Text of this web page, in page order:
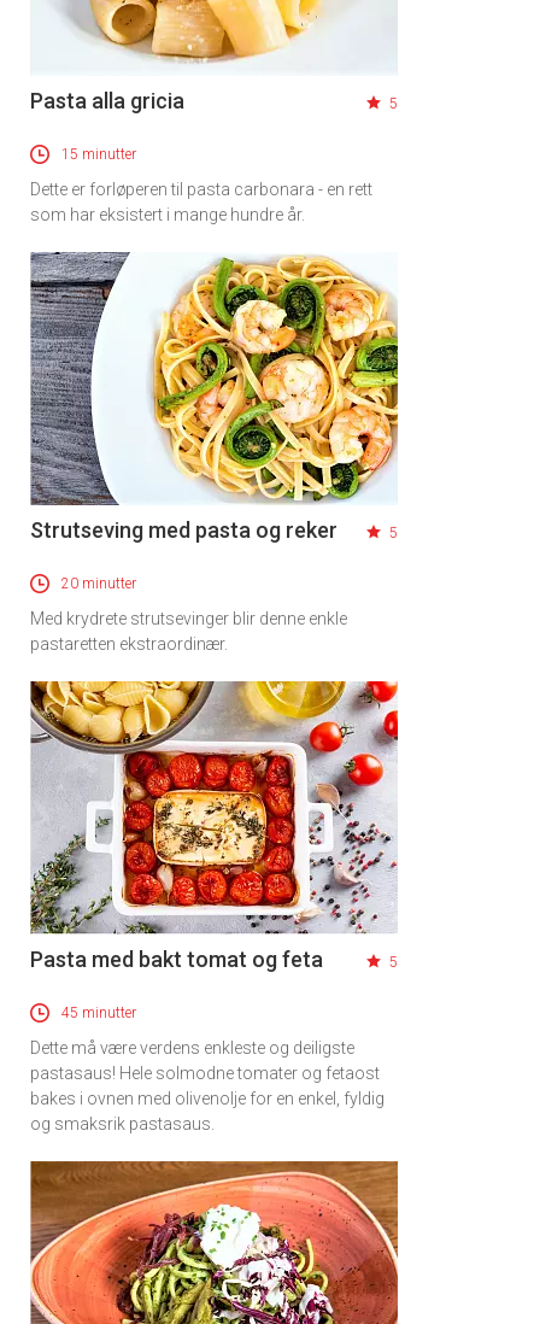
Pasta alla gricia 5
15 minutter
Dette er forløperen til pasta carbonara - en rett
som har eksistert i mange hundre år.
Strutseving med pasta og reker 5
20 minutter
Med krydrete strutsevinger blir denne enkle
pastaretten ekstraordinær.
Pasta med bakt tomat og feta 5
45 minutter
Dette må være verdens enkleste og deiligste
pastasaus! Hele solmodne tomater og fetaost
bakes i ovnen med olivenolje for en enkel, fyldig
og smaksrik pastasaus.